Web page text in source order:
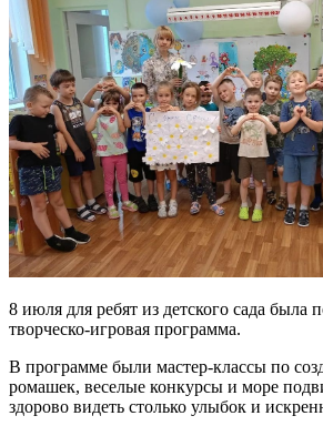
8 июля для ребят из детского сада была
творческо-игровая программа.
В программе были мастер-классы по
ромашек, веселые конкурсы и море
здорово видеть столько улыбок и